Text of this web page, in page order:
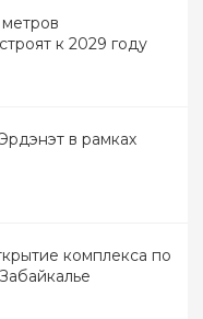
к 2029 году
в рамках
комплекса по